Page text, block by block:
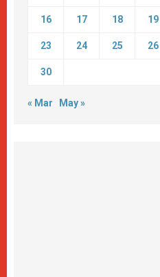
16 17 18 19
23 24 25 26
30
« Mar May »